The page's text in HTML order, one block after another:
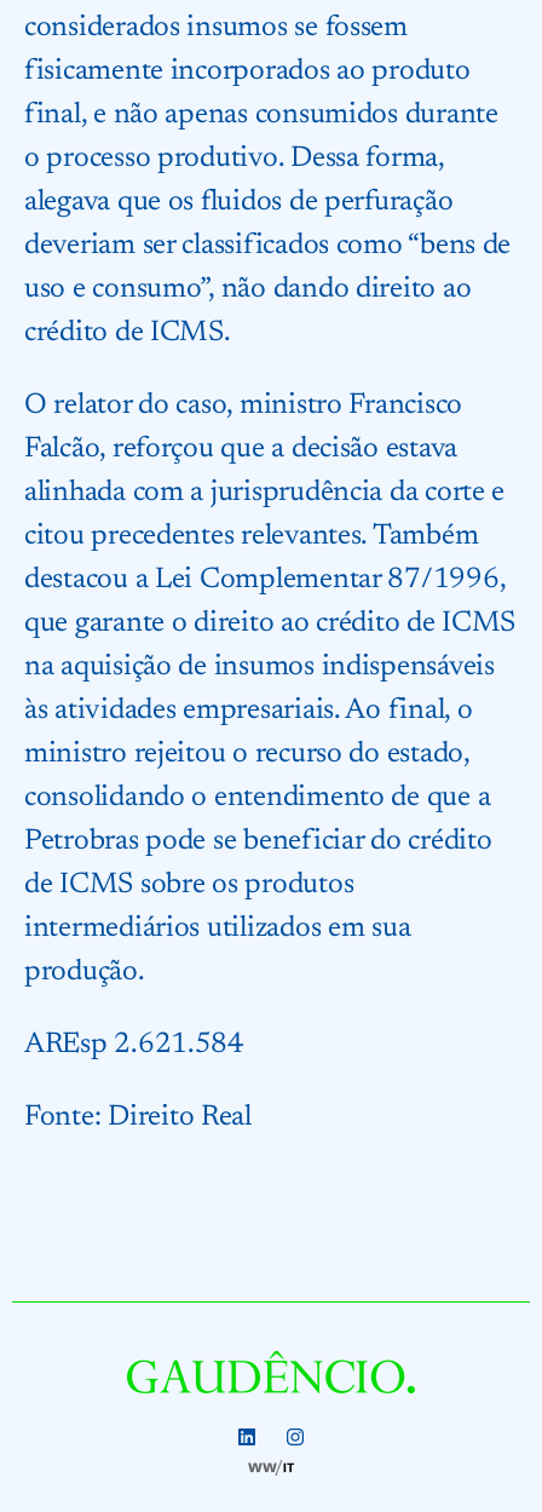
considerados insumos se fossem
fisicamente incorporados ao produto
final, e não apenas consumidos durante
o processo produtivo. Dessa forma,
alegava que os fluidos de perfuração
deveriam ser classificados como “bens de
uso e consumo”, não dando direito ao
crédito de ICMS.
O relator do caso, ministro Francisco
Falcão, reforçou que a decisão estava
alinhada com a jurisprudência da corte e
citou precedentes relevantes. Também
destacou a Lei Complementar 87/1996,
que garante o direito ao crédito de ICMS
na aquisição de insumos indispensáveis
às atividades empresariais. Ao final, o
ministro rejeitou o recurso do estado,
consolidando o entendimento de que a
Petrobras pode se beneficiar do crédito
de ICMS sobre os produtos
intermediários utilizados em sua
produção.
AREsp 2.621.584
Fonte: Direito Real